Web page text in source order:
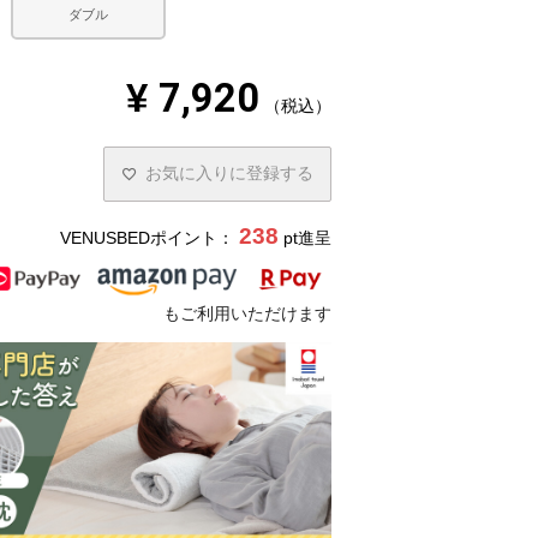
ダブル
¥ 7,920 税込
お気に入りに登録する
VENUSBEDポイント： 238 pt進呈
もご利用いただけます